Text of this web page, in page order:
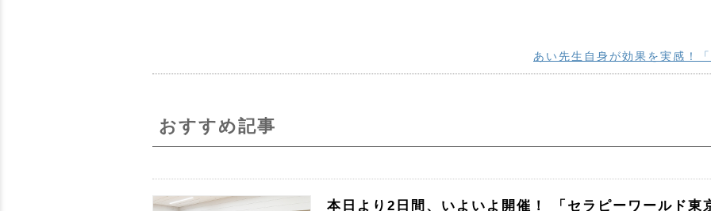
あい先生自身が効果を実感！
おすすめ記事
本日より2日間、いよいよ開催！ 「セラピーワールド東